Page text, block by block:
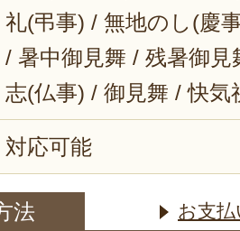
礼(弔事) / 無地のし(慶
/ 暑中御見舞 / 残暑御
志(仏事) / 御見舞 / 快気
対応可能
法 お支